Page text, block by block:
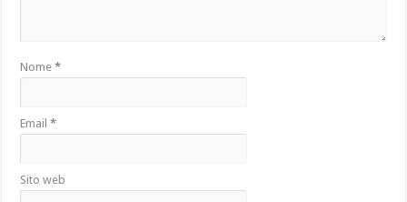
Nome*
Email*
Sito web